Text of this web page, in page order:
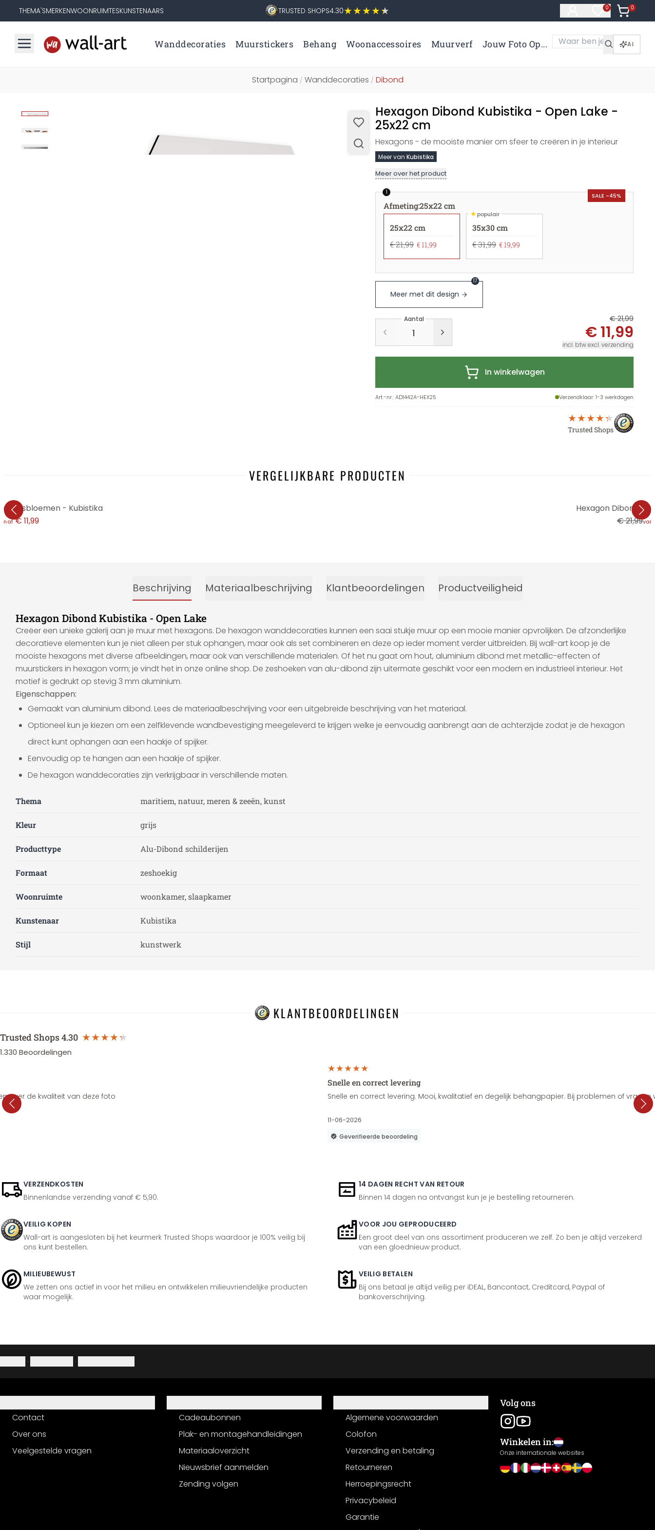
THEMA'SMERKENWOONRUIMTESKUNSTENAARS TRUSTED SHOPS4.30 0
Artikelen in
0
Artikelen
Wanddecoraties Muurstickers Behang Woonaccessoires Muurverf Jouw Foto Op... AI
Startpagina / Wanddecoraties / Dibond
Hexagon Dibond Kubistika - Open Lake -
25x22 cm
Hexagons - de mooiste manier om sfeer te creëren in je interieur
Meer van Kubistika
Meer over het product
SALE -45%
1
Afmeting:25x22 cm
25x22 cm
€ 21,99 € 11,99
★populair
35x30 cm
€ 31,99 € 19,99
Meer met dit design
17
Aantal € 21,99
€ 11,99
incl. btw excl. verzending
In winkelwagen
Art.-nr.:AD1442A-HEX25 Verzendklaar: 1-3 werkdagen
Trusted Shops
VERGELIJKBARE PRODUCTEN
lotusbloemen - Kubistika
€ 11,99
Hexagon Dibond
€ 21,99
Beschrijving Materiaalbeschrijving Klantbeoordelingen Productveiligheid
Hexagon Dibond Kubistika - Open Lake
Creëer een unieke galerij aan je muur met hexagons. De hexagon wanddecoraties kunnen een saai stukje muur op een mooie manier opvrolijken. De afzonderlijke
decoratieve elementen kun je niet alleen per stuk ophangen, maar ook als set combineren en deze op ieder moment verder uitbreiden. Bij wall-art koop je de
mooiste hexagons met diverse afbeeldingen, maar ook van verschillende materialen. Of het nu gaat om hout, aluminium dibond met metallic-effecten of
muurstickers in hexagon vorm; je vindt het in onze online shop. De zeshoeken van alu-dibond zijn uitermate geschikt voor een modern en industrieel interieur. Het
motief is gedrukt op stevig 3 mm aluminium.
Eigenschappen:
Gemaakt van aluminium dibond. Lees de materiaalbeschrijving voor een uitgebreide beschrijving van het materiaal.
Optioneel kun je kiezen om een zelfklevende wandbevestiging meegeleverd te krijgen welke je eenvoudig aanbrengt aan de achterzijde zodat je de hexagon
direct kunt ophangen aan een haakje of spijker.
Eenvoudig op te hangen aan een haakje of spijker.
De hexagon wanddecoraties zijn verkrijgbaar in verschillende maten.
Thema maritiem, natuur, meren & zeeën, kunst
Kleur grijs
Producttype Alu-Dibond schilderijen
Formaat zeshoekig
Woonruimte woonkamer, slaapkamer
Kunstenaar Kubistika
Stijl kunstwerk
KLANTBEOORDELINGEN
Trusted Shops4.30
1.330 Beoordelingen
over de kwaliteit van deze foto
Snelle en correct levering
Snelle en correct levering. Mooi, kwalitatief en degelijk behangpapier. Bij problemen of
11-06-2026
Geverifieerde beoordeling
VERZENDKOSTEN
Binnenlandse verzending vanaf € 5,90.
14 DAGEN RECHT VAN RETOUR
Binnen 14 dagen na ontvangst kun je je bestelling retourneren.
VEILIG KOPEN
Wall-art is aangesloten bij het keurmerk Trusted Shops waardoor je 100% veilig bij
ons kunt bestellen.
VOOR JOU GEPRODUCEERD
Een groot deel van ons assortiment produceren we zelf. Zo ben je altijd verzekerd
van een gloednieuw product.
MILIEUBEWUST
We zetten ons actief in voor het milieu en ontwikkelen milieuvriendelijke producten
waar mogelijk.
VEILIG BETALEN
Bij ons betaal je altijd veilig per iDEAL, Bancontact, Creditcard, Paypal of
bankoverschrijving.
· ·
Contact
Over ons
Veelgestelde vragen
Cadeaubonnen
Plak- en montagehandleidingen
Materiaaloverzicht
Nieuwsbrief aanmelden
Zending volgen
Algemene voorwaarden
Colofon
Verzending en betaling
Retourneren
Herroepingsrecht
Privacybeleid
Garantie
Volg ons
Winkelen in:
Onze internationale websites